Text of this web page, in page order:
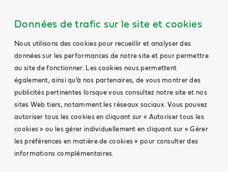
Données de trafic sur le site et cookies
Nous utilisons des cookies pour recueillir et analyser des
données sur les performances de notre site et pour permettre
au site de fonctionner. Les cookies nous permettent
également, ainsi qu’à nos partenaires, de vous montrer des
publicités pertinentes lorsque vous consultez notre site et nos
sites Web tiers, notamment les réseaux sociaux. Vous pouvez
autoriser tous les cookies en cliquant sur « Autoriser tous les
cookies » ou les gérer individuellement en cliquant sur « Gérer
les préférences en matière de cookies » pour consulter des
informations complémentaires.